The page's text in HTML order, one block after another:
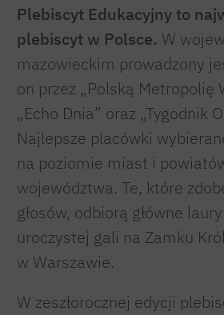
Plebiscyt Edukacyjny to
plebiscyt w Polsce. W
mazowieckim prowadzony
on przez „Polską Metropolię
„Echo Dnia” oraz „Tygodnik
Najlepsze placówki
na poziomie miast i
województwa. Te, które
głosów, odbiorą główne
uroczystej gali na Zamku
w Warszawie.
W zeszłorocznej edycji